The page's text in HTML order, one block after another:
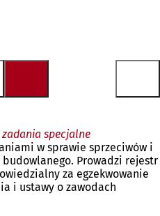
specjalne
w sprawie sprzeciwów i
Prowadzi rejestr
za egzekwowanie
i ustawy o zawodach